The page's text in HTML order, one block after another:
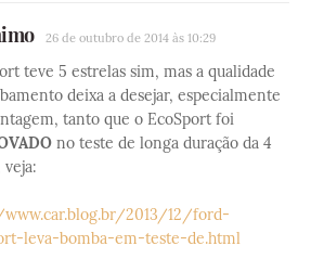
26 de outubro de 2014 às 10:29
teve 5 estrelas sim, mas a qualidade
deixa a desejar, especialmente
tanto que o EcoSport foi
no teste de longa duração da 4
veja:
2013/12/ford-
leva-bomba-em-teste-de.html